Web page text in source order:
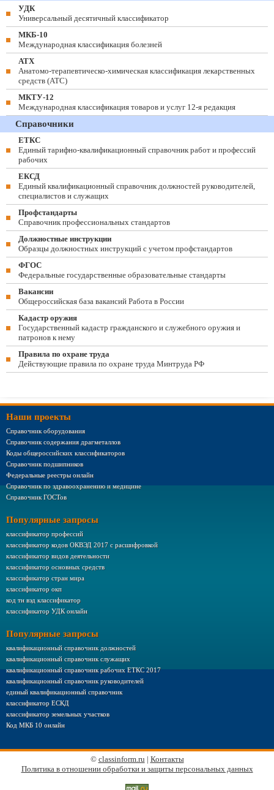
УДК
Универсальный десятичный классификатор
МКБ-10
Международная классификация болезней
АТХ
Анатомо-терапевтическо-химическая классификация лекарственных
средств (ATC)
МКТУ-12
Международная классификация товаров и услуг 12-я редакция
Справочники
ЕТКС
Единый тарифно-квалификационный справочник работ и профессий
рабочих
ЕКСД
Единый квалификационный справочник должностей руководителей,
специалистов и служащих
Профстандарты
Справочник профессиональных стандартов
Должностные инструкции
Образцы должностных инструкций с учетом профстандартов
ФГОС
Федеральные государственные образовательные стандарты
Вакансии
Общероссийская база вакансий Работа в России
Кадастр оружия
Государственный кадастр гражданского и служебного оружия и
патронов к нему
Правила по охране труда
Действующие правила по охране труда Минтруда РФ
Наши проекты
Справочник оборудования
Справочник содержания драгметаллов
Коды общероссийских классификаторов
Справочник подшипников
Федеральные реестры онлайн
Справочник по здравоохранению и медицине
Справочник ГОСТов
Популярные запросы
классификатор профессий
классификатор кодов ОКВЭД 2017 с расшифровкой
классификатор видов деятельности
классификатор основных средств
классификатор стран мира
классификатор окп
код тн вэд классификатор
классификатор УДК онлайн
Популярные запросы
квалификационный справочник должностей
квалификационный справочник служащих
квалификационный справочник рабочих ЕТКС 2017
квалификационный справочник руководителей
единый квалификационный справочник
классификатор ЕСКД
классификатор земельных участков
Код МКБ 10 онлайн
© classinform.ru | Контакты
Политика в отношении обработки и защиты персональных данных